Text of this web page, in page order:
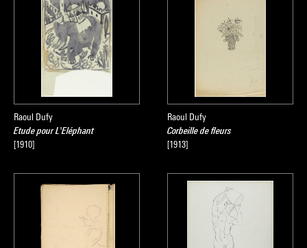
Raoul Dufy
Etude pour L'Eléphant
[1910]
Raoul Dufy
Corbeille de fleurs
[1913]